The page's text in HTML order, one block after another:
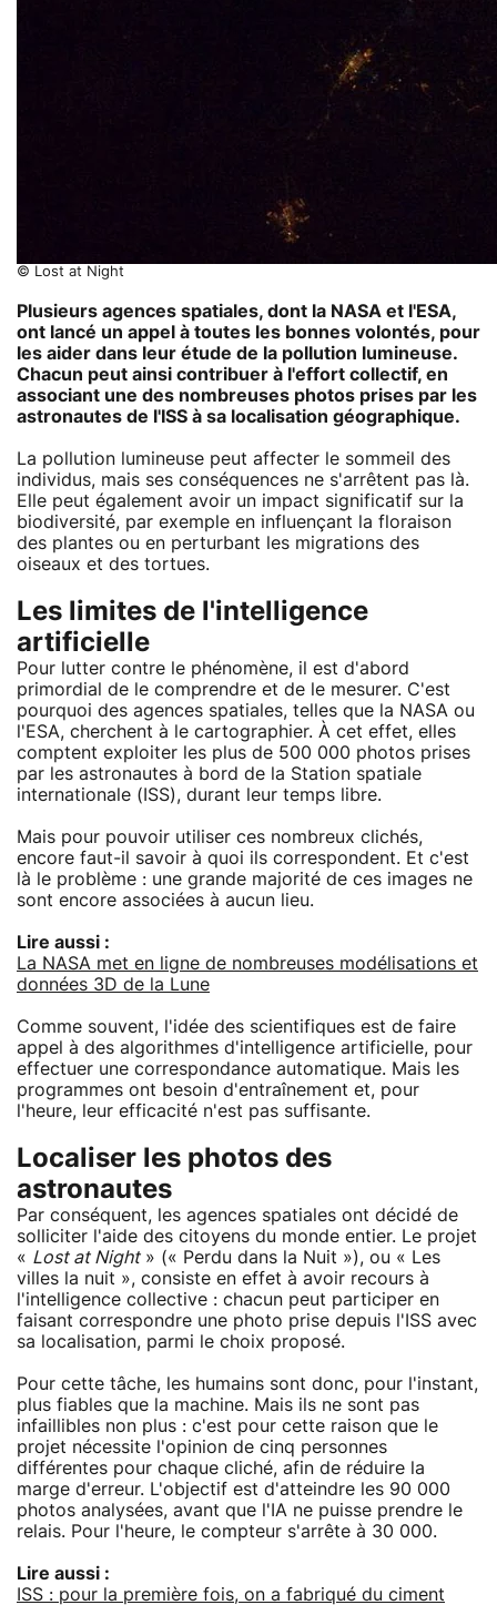
© Lost at Night
Plusieurs agences spatiales, dont la NASA et l'ESA,
ont lancé un appel à toutes les bonnes volontés, pour
les aider dans leur étude de la pollution lumineuse.
Chacun peut ainsi contribuer à l'effort collectif, en
associant une des nombreuses photos prises par les
astronautes de l'ISS à sa localisation géographique.
La pollution lumineuse peut affecter le sommeil des
individus, mais ses conséquences ne s'arrêtent pas là.
Elle peut également avoir un impact significatif sur la
biodiversité, par exemple en influençant la floraison
des plantes ou en perturbant les migrations des
oiseaux et des tortues.
Les limites de l'intelligence
artificielle
Pour lutter contre le phénomène, il est d'abord
primordial de le comprendre et de le mesurer. C'est
pourquoi des agences spatiales, telles que la NASA ou
l'ESA, cherchent à le cartographier. À cet effet, elles
comptent exploiter les plus de 500 000 photos prises
par les astronautes à bord de la Station spatiale
internationale (ISS), durant leur temps libre.
Mais pour pouvoir utiliser ces nombreux clichés,
encore faut-il savoir à quoi ils correspondent. Et c'est
là le problème : une grande majorité de ces images ne
sont encore associées à aucun lieu.
Lire aussi :
La NASA met en ligne de nombreuses modélisations et
données 3D de la Lune
Comme souvent, l'idée des scientifiques est de faire
appel à des algorithmes d'intelligence artificielle, pour
effectuer une correspondance automatique. Mais les
programmes ont besoin d'entraînement et, pour
l'heure, leur efficacité n'est pas suffisante.
Localiser les photos des
astronautes
Par conséquent, les agences spatiales ont décidé de
solliciter l'aide des citoyens du monde entier. Le projet
« Lost at Night» (« Perdu dans la Nuit »), ou « Les
villes la nuit », consiste en effet à avoir recours à
l'intelligence collective : chacun peut participer en
faisant correspondre une photo prise depuis l'ISS avec
sa localisation, parmi le choix proposé.
Pour cette tâche, les humains sont donc, pour l'instant,
plus fiables que la machine. Mais ils ne sont pas
infaillibles non plus : c'est pour cette raison que le
projet nécessite l'opinion de cinq personnes
différentes pour chaque cliché, afin de réduire la
marge d'erreur. L'objectif est d'atteindre les 90 000
photos analysées, avant que l'IA ne puisse prendre le
relais. Pour l'heure, le compteur s'arrête à 30 000.
Lire aussi :
ISS : pour la première fois, on a fabriqué du ciment